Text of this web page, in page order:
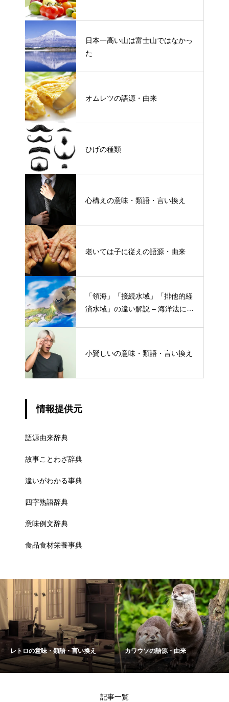
日本一高い山は富士山ではなかっ
た
オムレツの語源・由来
ひげの種類
心構えの意味・類語・言い換え
老いては子に従えの語源・由来
「領海」「接続水域」「排他的経
済水域」の違い解説 – 海洋法にお
小賢しいの意味・類語・言い換え
情報提供元
語源由来辞典
故事ことわざ辞典
違いがわかる事典
四字熟語辞典
意味例文辞典
食品食材栄養事典
レトロの意味・類語・言い換え カワウソの語源・由来
記事一覧